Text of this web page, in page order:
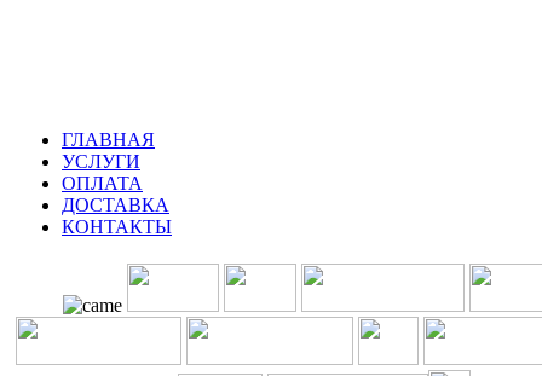
ГЛАВНАЯ
УСЛУГИ
ОПЛАТА
ДОСТАВКА
КОНТАКТЫ